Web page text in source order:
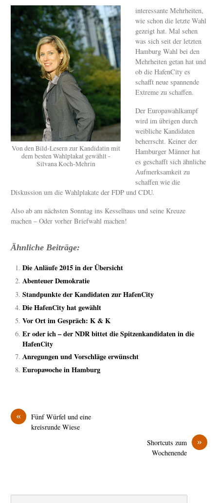
Von den Bild-Lesern zur Kandidatin mit
dem besten Wahlplakat gewählt -
Silvana Koch-Mehrin
interessante Mehrheiten,
wie schon die letzte Wahl
gezeigt hat. Mal sehen
was sich seit der letzten
Hamburg Wahl bei den
Mehrheiten getan hat und
ob die HafenCity es
schafft neue spannende
Extreme zu schaffen.
Der Europawahlkampf
wird im übrigen durch
weibliche Kandidaten
beherrscht. Keiner der
Hamburger Männer hat
es geschafft sich ähnliche
Aufmerksamkeit zu
schaffen wie die
Diskussion um die Wahlplakate der FDP und CDU.
Also ab am nächsten Sonntag ins Kesselhaus und seine Kreuze
machen – Oder vorher Briefwahl machen!
Ähnliche Beiträge:
Die Anläufe 2015 in der Übersicht
Abenteuer Demokratie
Standpunkte der Kandidaten zur HafenCity
Die HafenCity hat gewählt
Vor Ort im Gespräch: K & K
Er oder ich – der NDR bittet die Spitzenkandidaten in die
HafenCity
Anregungen und Vorschläge erwünscht
Europawoche in Hamburg
«
Fünf Würfel und eine
kreisrunde Wiese
»
Shortcuts zum
Wochenende